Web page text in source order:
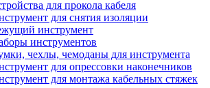
для прокола кабеля
для снятия изоляции
инструмент
инструментов
чехлы, чемоданы для инструмента
для опрессовки наконечников
для монтажа кабельных стяжек